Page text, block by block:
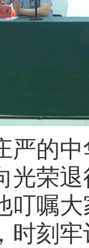
严的
光荣
叮嘱
时刻